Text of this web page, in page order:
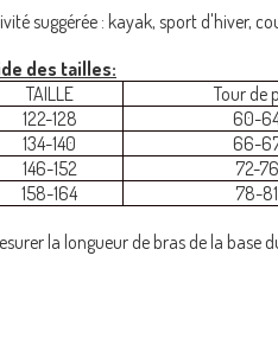
suggérée : kayak, sport d'hiver,
des tailles:
TAILLE
Tour de
122-128
60-
134-140
66-
146-152
72-
158-164
78-
la longueur de bras de la base